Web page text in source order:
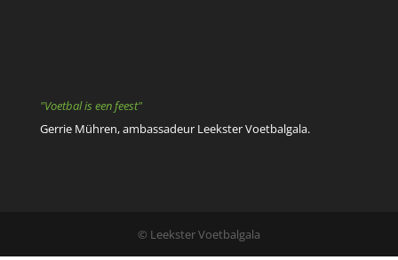
"Voetbal is een feest"
Gerrie Mühren, ambassadeur Leekster Voetbalgala.
© Leekster Voetbalgala